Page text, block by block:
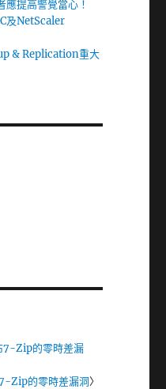
提高警覺當心！
及NetScaler
& Replication重大
7-Zip的零時差漏
Zip的零時差漏洞〉